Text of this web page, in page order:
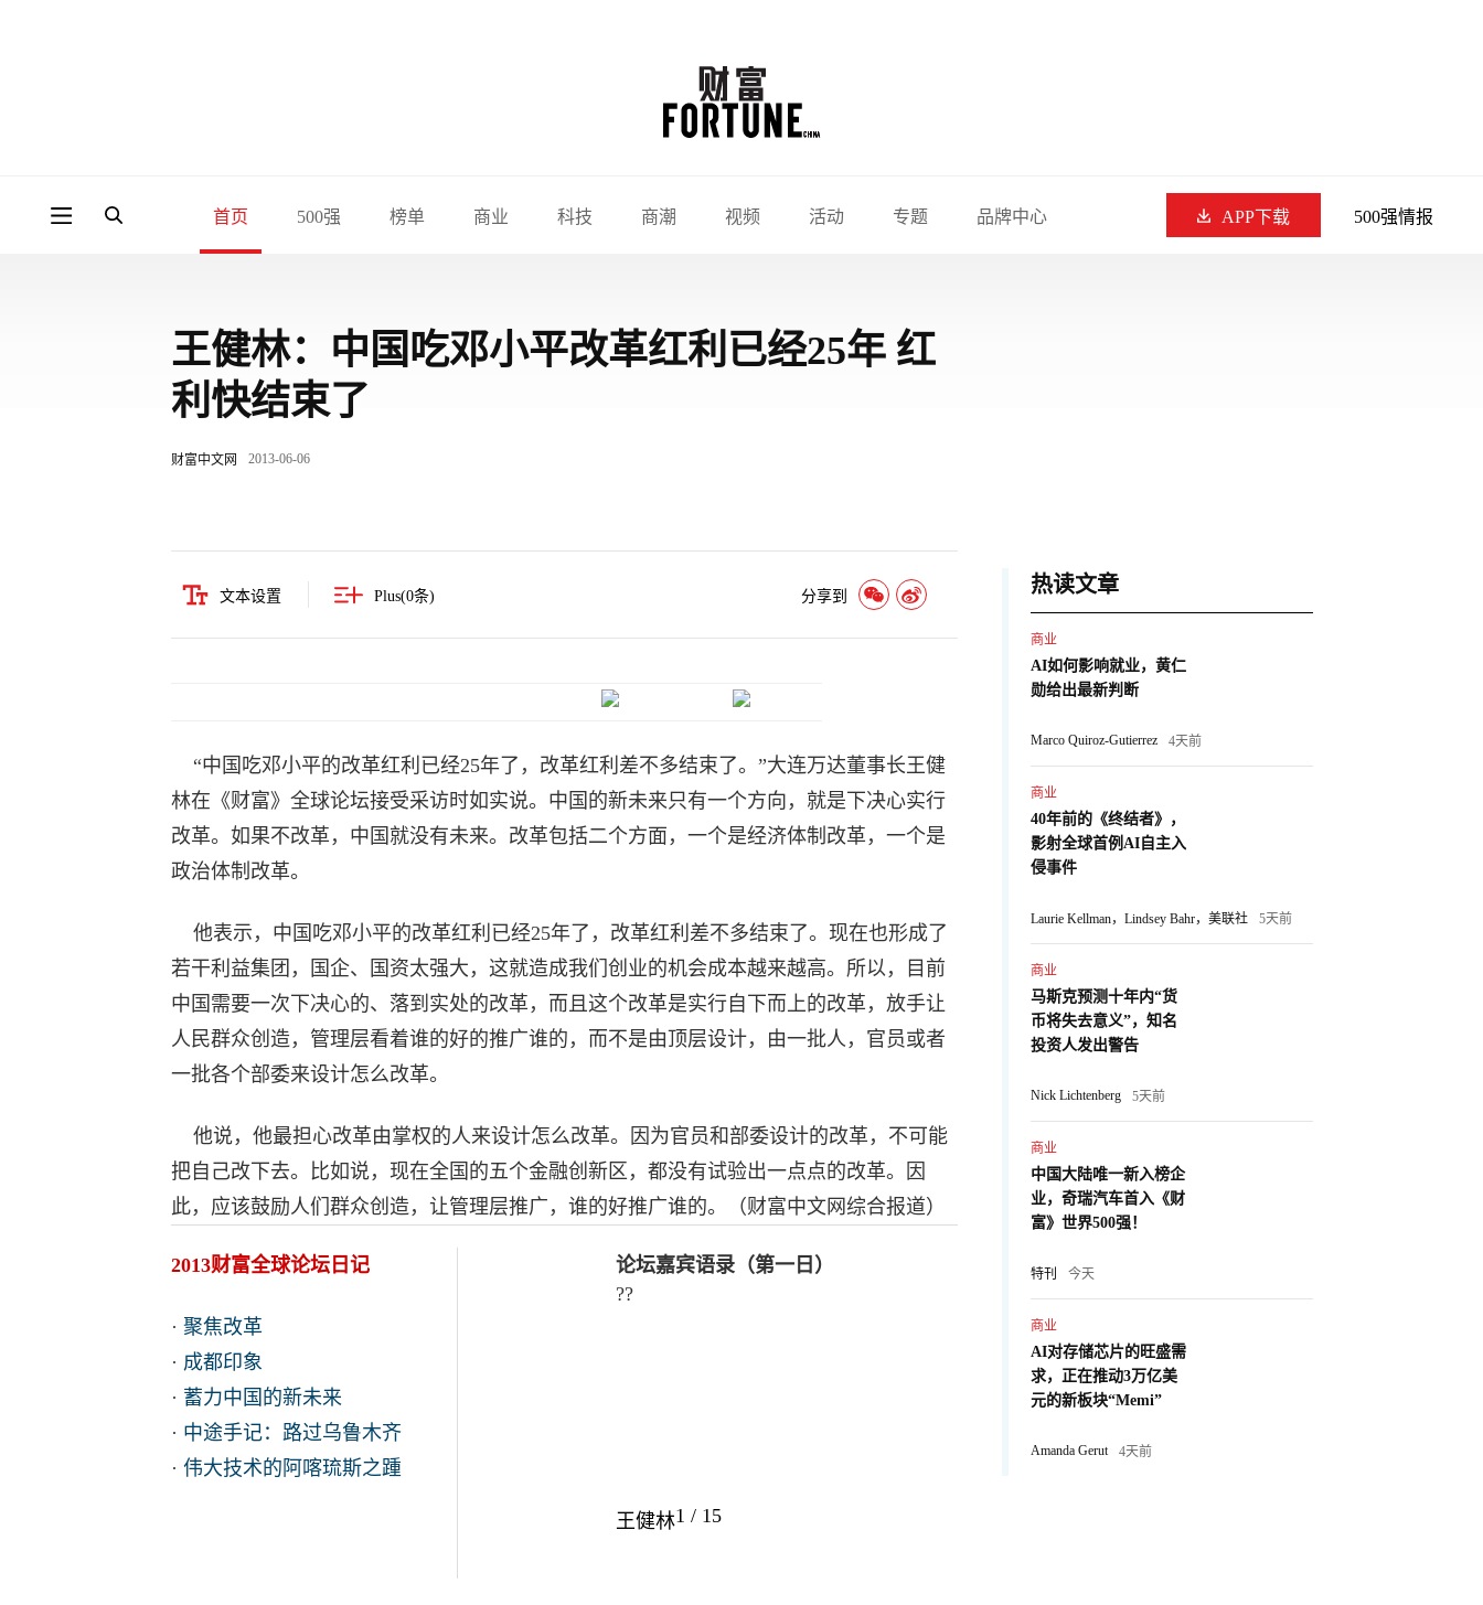
首页 500强 榜单 商业 科技 商潮 视频 活动 专题 品牌中心 APP下载 500强情报
王健林：中国吃邓小平改革红利已经25年 红
利快结束了
财富中文网 2013-06-06
文本设置 Plus(0条) 分享到
“中国吃邓小平的改革红利已经25年了，改革红利差不多结束了。”大连万达董事长王健
林在《财富》全球论坛接受采访时如实说。中国的新未来只有一个方向，就是下决心实行
改革。如果不改革，中国就没有未来。改革包括二个方面，一个是经济体制改革，一个是
政治体制改革。
他表示，中国吃邓小平的改革红利已经25年了，改革红利差不多结束了。现在也形成了
若干利益集团，国企、国资太强大，这就造成我们创业的机会成本越来越高。所以，目前
中国需要一次下决心的、落到实处的改革，而且这个改革是实行自下而上的改革，放手让
人民群众创造，管理层看着谁的好的推广谁的，而不是由顶层设计，由一批人，官员或者
一批各个部委来设计怎么改革。
他说，他最担心改革由掌权的人来设计怎么改革。因为官员和部委设计的改革，不可能
把自己改下去。比如说，现在全国的五个金融创新区，都没有试验出一点点的改革。因
此，应该鼓励人们群众创造，让管理层推广，谁的好推广谁的。（财富中文网综合报道）
2013财富全球论坛日记
· 聚焦改革
· 成都印象
· 蓄力中国的新未来
· 中途手记：路过乌鲁木齐
· 伟大技术的阿喀琉斯之踵
论坛嘉宾语录（第一日）
??
王健林1 / 15
热读文章
商业
AI如何影响就业，黄仁
勋给出最新判断
Marco Quiroz-Gutierrez 4天前
商业
40年前的《终结者》，
影射全球首例AI自主入
侵事件
Laurie Kellman，Lindsey Bahr，美联社 5天前
商业
马斯克预测十年内“货
币将失去意义”，知名
投资人发出警告
Nick Lichtenberg 5天前
商业
中国大陆唯一新入榜企
业，奇瑞汽车首入《财
富》世界500强！
特刊 今天
商业
AI对存储芯片的旺盛需
求，正在推动3万亿美
元的新板块“Memi”
Amanda Gerut 4天前